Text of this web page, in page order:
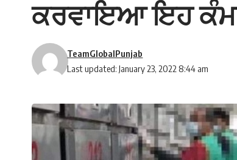
ਕਰਵਾਇਆ ਇਹ ਕੰਮ
Last updated: January 23, 2022 8:44 am
TeamGlobalPunjab